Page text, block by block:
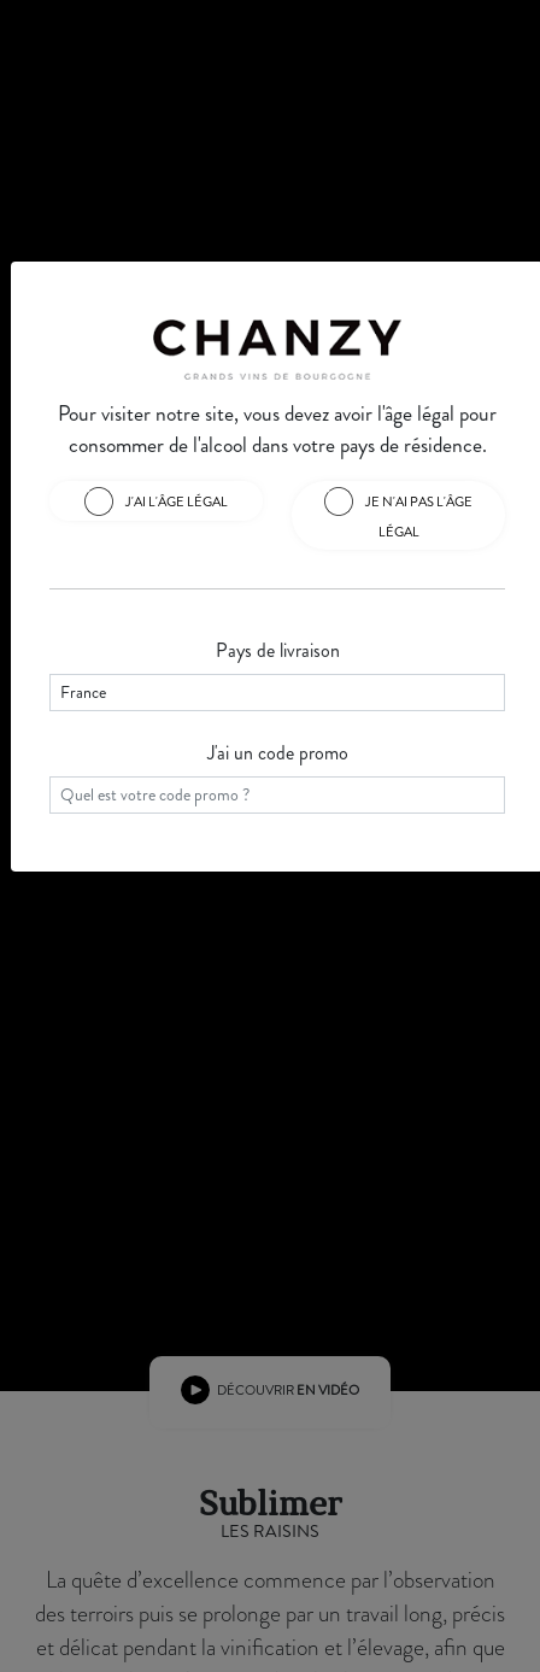
DÉCOUVRIREN VIDÉO
Sublimer
LES RAISINS
La quête d’excellence commence par l’observation
des terroirs puis se prolonge par un travail long, précis
et délicat pendant la vinification et l’élevage, afin que
Pour visiter notre site, vous devez avoir l'âge légal pour
consommer de l'alcool dans votre pays de résidence.
J'AI L'ÂGE LÉGAL
JE N'AI PAS L'ÂGE
LÉGAL
Pays de livraison
J'ai un code promo